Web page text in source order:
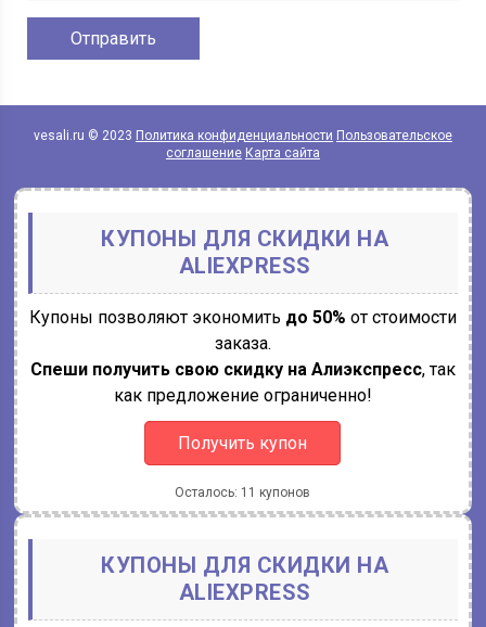
vesali.ru © 2023 Политика конфиденциальности Пользовательское
соглашение Карта сайта
КУПОНЫ ДЛЯ СКИДКИ НА
ALIEXPRESS
Купоны позволяют экономить до 50% от стоимости
заказа.
Спеши получить свою скидку на Алиэкспресс, так
как предложение ограниченно!
Получить купон
Осталось: 11 купонов
КУПОНЫ ДЛЯ СКИДКИ НА
ALIEXPRESS